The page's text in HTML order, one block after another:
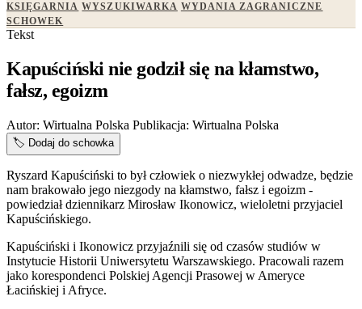
KSIĘGARNIA WYSZUKIWARKA WYDANIA ZAGRANICZNE
SCHOWEK
Tekst
Kapuściński nie godził się na kłamstwo,
fałsz, egoizm
Autor: Wirtualna Polska Publikacja: Wirtualna Polska
🏷️ Dodaj do schowka
Ryszard Kapuściński to był człowiek o niezwykłej odwadze, będzie
nam brakowało jego niezgody na kłamstwo, fałsz i egoizm -
powiedział dziennikarz Mirosław Ikonowicz, wieloletni przyjaciel
Kapuścińskiego.
Kapuściński i Ikonowicz przyjaźnili się od czasów studiów w
Instytucie Historii Uniwersytetu Warszawskiego. Pracowali razem
jako korespondenci Polskiej Agencji Prasowej w Ameryce
Łacińskiej i Afryce.